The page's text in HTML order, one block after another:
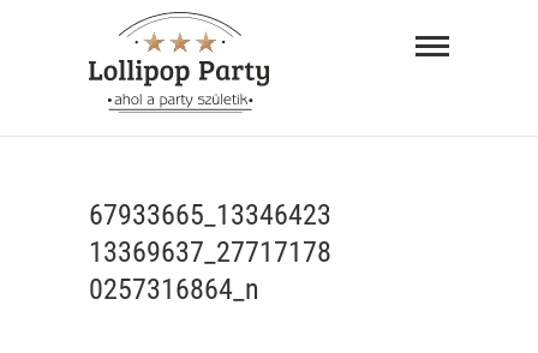
ahol a
születik
"AHOL A PARTY SZÜLETIK"
67933665_13346423
13369637_27717178
0257316864_n